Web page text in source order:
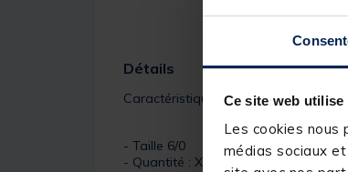
Ce site web utilise
Les cookies
médias sociaux
Détails
Caractéristiques :
- Taille 6/0
- Quantité : X5